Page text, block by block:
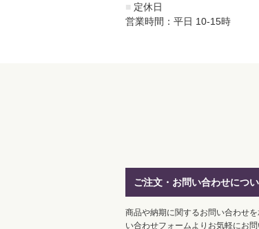
■ 定休日
営業時間：平日 10-15時
ご注文・お問い合わせにつ
商品や納期に関するお問い合わせ
い合わせフォームよりお気軽にお問